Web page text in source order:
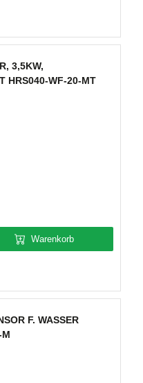
3,5KW,
HRS040-WF-20-MT
Warenkorb
F. WASSER